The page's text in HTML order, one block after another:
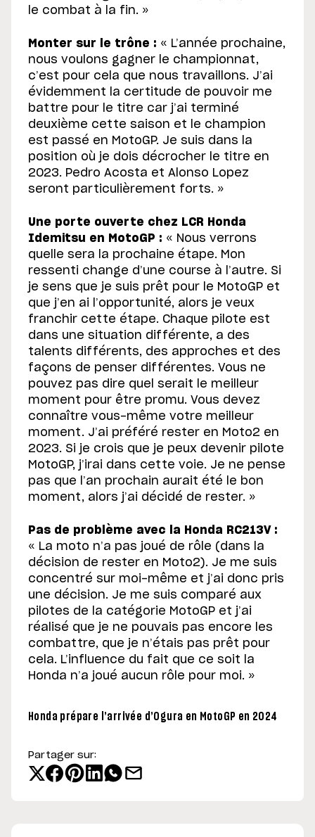
le combat à la fin. »
Monter sur le trône : « L’année prochaine,
nous voulons gagner le championnat,
c’est pour cela que nous travaillons. J’ai
évidemment la certitude de pouvoir me
battre pour le titre car j’ai terminé
deuxième cette saison et le champion
est passé en MotoGP. Je suis dans la
position où je dois décrocher le titre en
2023. Pedro Acosta et Alonso Lopez
seront particulièrement forts. »
Une porte ouverte chez LCR Honda
Idemitsu en MotoGP : « Nous verrons
quelle sera la prochaine étape. Mon
ressenti change d’une course à l’autre. Si
je sens que je suis prêt pour le MotoGP et
que j’en ai l’opportunité, alors je veux
franchir cette étape. Chaque pilote est
dans une situation différente, a des
talents différents, des approches et des
façons de penser différentes. Vous ne
pouvez pas dire quel serait le meilleur
moment pour être promu. Vous devez
connaître vous-même votre meilleur
moment. J’ai préféré rester en Moto2 en
2023. Si je crois que je peux devenir pilote
MotoGP, j’irai dans cette voie. Je ne pense
pas que l’an prochain aurait été le bon
moment, alors j’ai décidé de rester. »
Pas de problème avec la Honda RC213V :
« La moto n’a pas joué de rôle (dans la
décision de rester en Moto2). Je me suis
concentré sur moi-même et j’ai donc pris
une décision. Je me suis comparé aux
pilotes de la catégorie MotoGP et j’ai
réalisé que je ne pouvais pas encore les
combattre, que je n’étais pas prêt pour
cela. L’influence du fait que ce soit la
Honda n’a joué aucun rôle pour moi. »
Honda prépare l’arrivée d’Ogura en MotoGP en 2024
Partager sur: